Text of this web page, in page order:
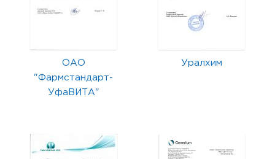
ОАО
"Фармстандарт-
УфаВИТА"
Уралхим